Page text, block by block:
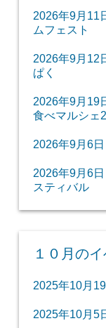
2026年9月11
ムフェスト
2026年9月12
ぱく
2026年9月19
食べマルシェ
2026年9月6
2026年9月6
スティバル
１０月のイ
2025年10月
2025年10月